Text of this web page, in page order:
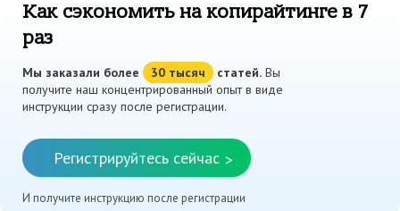
Как сэкономить на копирайтинге в 7
раз
Мы заказали более 30 тысяч статей. Вы
получите наш концентрированный опыт в виде
инструкции сразу после регистрации.
Регистрируйтесь сейчас >
И получите инструкцию после регистрации